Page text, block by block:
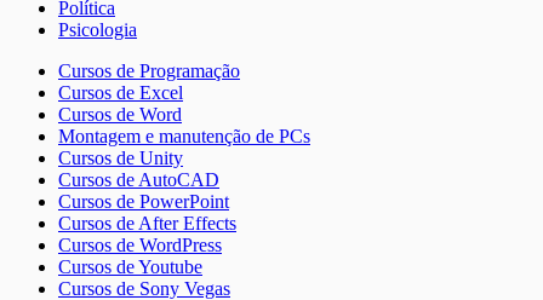
Política
Psicologia
Cursos de Programação
Cursos de Excel
Cursos de Word
Montagem e manutenção de PCs
Cursos de Unity
Cursos de AutoCAD
Cursos de PowerPoint
Cursos de After Effects
Cursos de WordPress
Cursos de Youtube
Cursos de Sony Vegas